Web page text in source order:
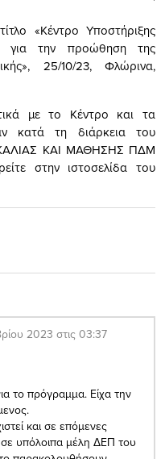
«Κέντρο Υποστήριξης
για την προώθηση της
25/10/23, Φλώρινα,
με το Κέντρο και τα
κατά τη διάρκεια του
ΚΑΙ ΜΑΘΗΣΗΣ ΠΔΜ
στην ιστοσελίδα του
2023 στις 03:37
το πρόγραμμα. Είχα την
και σε επόμενες
σε υπόλοιπα μέλη ΔΕΠ του